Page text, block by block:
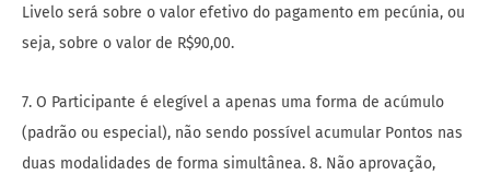
Livelo será sobre o valor efetivo do pagamento em pecúnia, ou
seja, sobre o valor de R$90,00.
7. O Participante é elegível a apenas uma forma de acúmulo
(padrão ou especial), não sendo possível acumular Pontos nas
duas modalidades de forma simultânea. 8. Não aprovação,